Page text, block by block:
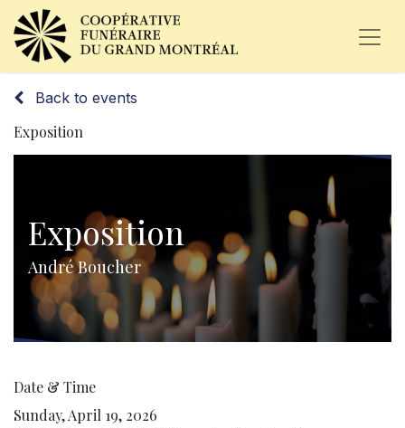
Back to events
Exposition
Exposition
André Boucher
Date & Time
Sunday, April 19, 2026